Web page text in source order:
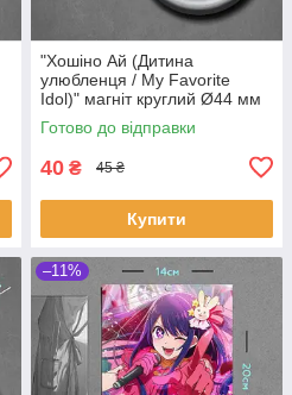
"Хошіно Ай (Дитина
улюбленця / My Favorite
Idol)" магніт круглий Ø44 мм
Готово до відправки
40 ₴ 45 ₴
Купити
–11%